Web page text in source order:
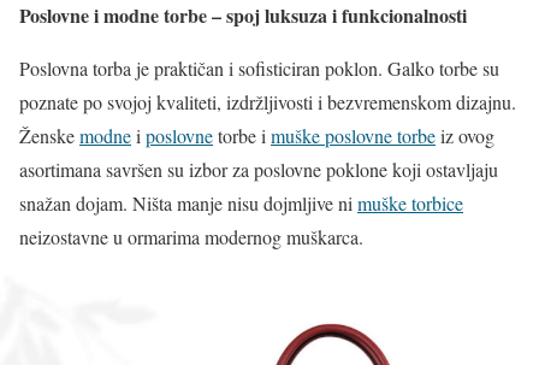
Poslovne i modne torbe – spoj luksuza i funkcionalnosti
Poslovna torba je praktičan i sofisticiran poklon. Galko torbe su
poznate po svojoj kvaliteti, izdržljivosti i bezvremenskom dizajnu.
Ženskemodneiposlovnetorbe imuške poslovne torbeiz ovog
asortimana savršen su izbor za poslovne poklone koji ostavljaju
snažan dojam. Ništa manje nisu dojmljive nimuške torbice
neizostavne u ormarima modernog muškarca.